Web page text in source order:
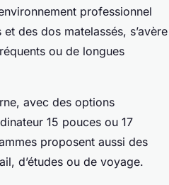
professionnel
des dos matelassés, s’avère
ou de longues
avec des options
15 pouces ou 17
proposent aussi des
d’études ou de voyage.